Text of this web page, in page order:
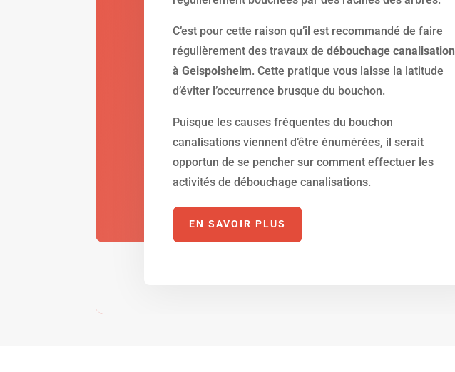
C’est pour cette raison qu’il est recommandé de faire
régulièrement des travaux de débouchage canalisation
à Geispolsheim. Cette pratique vous laisse la latitude
d’éviter l’occurrence brusque du bouchon.
Puisque les causes fréquentes du bouchon
canalisations viennent d’être énumérées, il serait
opportun de se pencher sur comment effectuer les
activités de débouchage canalisations.
EN SAVOIR PLUS